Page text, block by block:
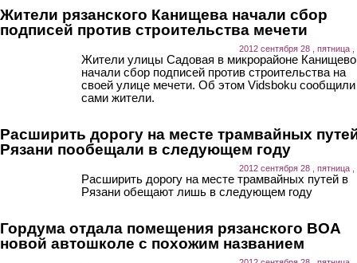
Жители рязанского Канищева начали сбор
подписей против строительства мечети
2012 сентября 28 , пятница ,
Жители улицы Садовая в микрорайоне Канищево
начали сбор подписей против строительства на
своей улице мечети. Об этом Vidsboku сообщили
сами жители.
Расширить дорогу на месте трамвайных
Рязани пообещали в следующем году
2012 сентября 28 , пятница ,
Расширить дорогу на месте трамвайных путей в
Рязани обещают лишь в следующем году
Гордума отдала помещения рязанского ВОА
новой автошколе с похожим названием